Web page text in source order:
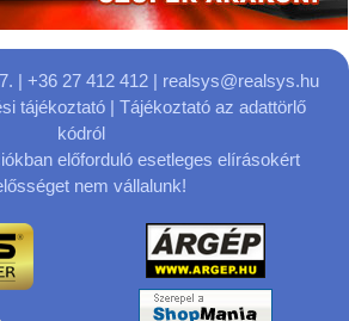
| +36 27 412 412 | realsys@realsys.hu
tájékoztató | Tájékoztató az adattörlő
kódról
előforduló esetleges elírásokért
nem vállalunk!